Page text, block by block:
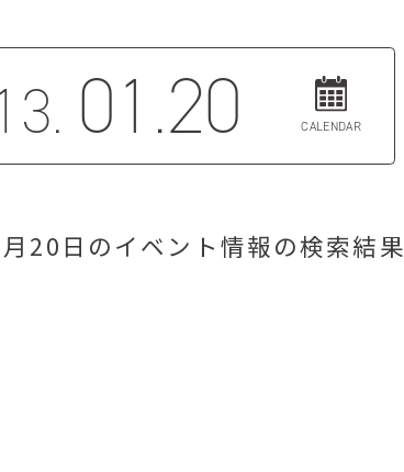
01.20 CALENDAR
20日のイベント情報の検索結果